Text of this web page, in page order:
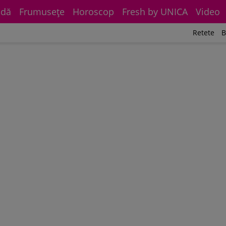
Frumuseţe Horoscop Fresh by UNICA Video
Retete